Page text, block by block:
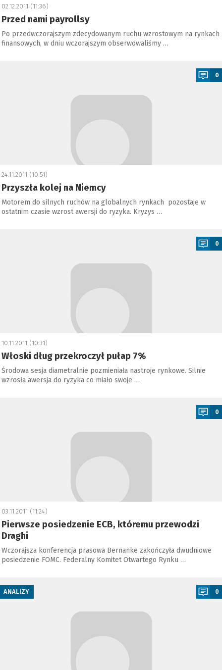
02.12.2011 (11:36)
Przed nami payrollsy
Po przedwczorajszym zdecydowanym ruchu wzrostowym na rynkach
finansowych, w dniu wczorajszym obserwowaliśmy …
0
24.11.2011 (10:51)
Przyszła kolej na Niemcy
Motorem do silnych ruchów na globalnych rynkach pozostaje w
ostatnim czasie wzrost awersji do ryzyka. Kryzys …
0
10.11.2011 (10:31)
Włoski dług przekroczył pułap 7%
Środowa sesja diametralnie pozmieniała nastroje rynkowe. Silnie
wzrosła awersja do ryzyka co miało swoje …
0
03.11.2011 (11:24)
Pierwsze posiedzenie ECB, któremu przewodzi
Draghi
Wczorajsza konferencja prasowa Bernanke zakończyła dwudniowe
posiedzenie FOMC. Federalny Komitet Otwartego Rynku …
ANALIZY 0